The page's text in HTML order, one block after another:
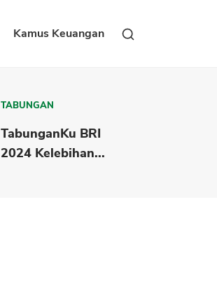
Kamus Keuangan
TABUNGAN
TabunganKu BRI
2024 Kelebihan...